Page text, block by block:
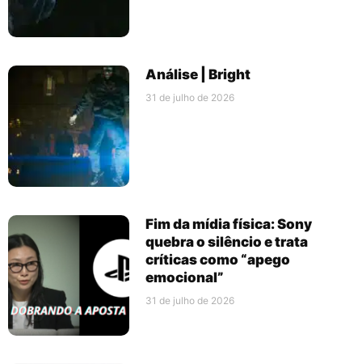
Análise | Bright
31 de julho de 2026
Fim da mídia física: Sony
quebra o silêncio e trata
críticas como “apego
emocional”
31 de julho de 2026